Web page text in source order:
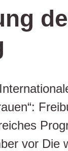
vor Die